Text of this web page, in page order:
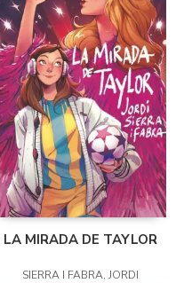
LA MIRADA DE TAYLOR
SIERRA I FABRA, JORDI